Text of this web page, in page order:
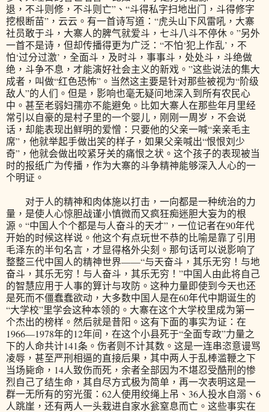
退，不斗则修，不斗则亡”、“斗得私字扫地出门，斗得修字
挖根断苗”，云云。有一首诗写道：“虎头山下风雷吼，大寨
社员敢于斗，大寨人的脾气就爱斗，七斗八斗不停休。”另外
一首不是诗，但却传播得更为广泛：“不怕‘犯上作乱’，不
怕‘过分过激’，全面斗，及时斗，事事斗，处处斗，斗绝做
绝，斗争不息，才能演好社会主义的新戏。”这些说法的集大
成者，叫做“红色恐怖”。当然这主要是针对那些被视为“阶级
敌人”的人们。但是，影响也毫无疑问地深入到所有农民心
中。甚至老弱妇孺亦不能避免。比如大寨人在那些年月里经
常引以自豪的是村子里的一个婴儿，刚刚一周岁，不会说
话，却能表现出鲜明的爱憎：只要他的父亲一喊“亲亲毛主
席”，他就举起手做出笑的样子，如果父亲喊出“恨恨刘少
奇”，他就会做出咬紧牙关的痛恨之状。这个孩子的表现被当
时的报纸广为传播，作为大寨的斗争精神能够深入人心的一
个明证。
对于人的精神和肉体施以打击，一向都是一种统治的力
量，是使人心惊胆战谨小慎微而又疯狂痴迷胆大妄为的根
源。“中国人个个都是与人奋斗的天才”，一位记者在90年代
开始的时候这样说。他这个有点玩世不恭的比喻是靠了引用
毛泽东的半句名言，才显得格外尖刻。那句话可以说影响了
整整三代中国人的精神世界——“与天奋斗，其乐无穷！与地
奋斗，其乐无穷！与人奋斗，其乐无穷！”中国人由此将自己
的智慧应用于人事的算计与攻防。这种力量即使到今天也还
是死而不僵蠢蠢欲动，大多数中国人是在60年代中期诞生的
“大学校”里学会这种本领的。大寨在这个大学校里成为第一
个杰出的榜样。然后就是昔阳。这有下面的事实为证：在
1966—1978年的12年间，在这个小县死于“全面专政”力量之
下的人命共计141条。伤者则不计其数。这是一连串恣意谩骂
凌辱，甚至严刑相逼的直接后果，其中两人于乱棒滥鞭之下
当场毙命，14人致伤而死，余者全部因为不堪忍受酷刑的惨
烈自己了结生命，其自尽方式极为简单，再一次表明这是一
群一无所有的穷光蛋：62人使用绞绳上吊、36人投水自溺、6
人跳崖，还有两人一头栽进自家水瓮窒息而亡。这些事实在